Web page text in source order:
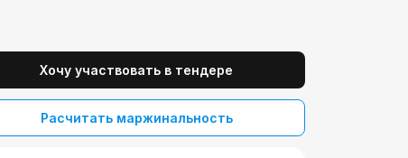
Хочу участвовать в тендере
Расчитать маржинальность